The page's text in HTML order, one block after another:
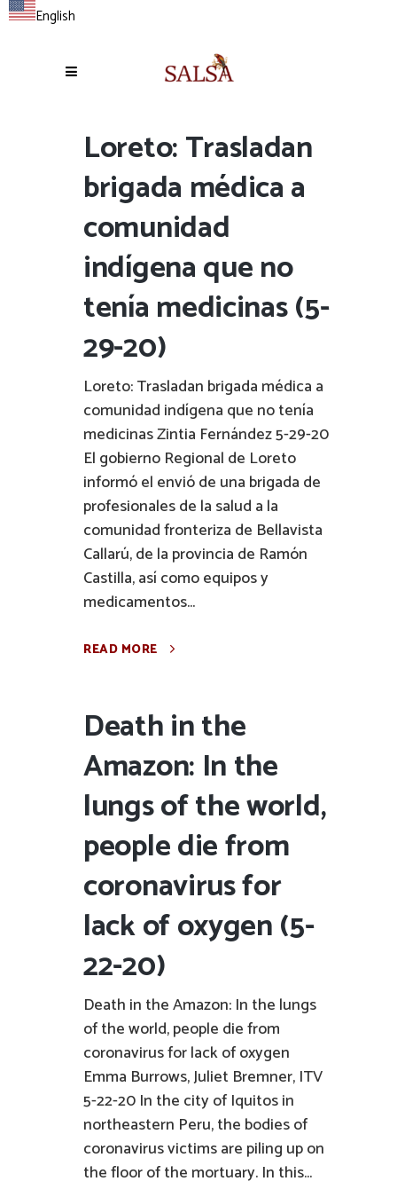
English
Loreto: Trasladan
brigada médica a
comunidad
indígena que no
tenía medicinas (5-
29-20)
Loreto: Trasladan brigada médica a
comunidad indígena que no tenía
medicinas Zintia Fernández 5-29-20
El gobierno Regional de Loreto
informó el envió de una brigada de
profesionales de la salud a la
comunidad fronteriza de Bellavista
Callarú, de la provincia de Ramón
Castilla, así como equipos y
medicamentos...
READ MORE
Death in the
Amazon: In the
lungs of the world,
people die from
coronavirus for
lack of oxygen (5-
22-20)
Death in the Amazon: In the lungs
of the world, people die from
coronavirus for lack of oxygen
Emma Burrows, Juliet Bremner, ITV
5-22-20 In the city of Iquitos in
northeastern Peru, the bodies of
coronavirus victims are piling up on
the floor of the mortuary. In this...